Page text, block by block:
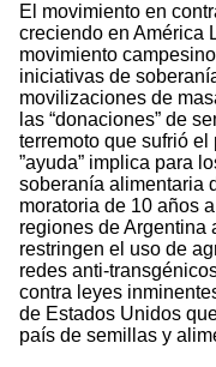
El movimiento en
creciendo en América
movimiento
iniciativas de
movilizaciones de
las “donaciones” de
terremoto que sufrió
”ayuda” implica para
soberanía alimentaria
moratoria de 10 años
regiones de Argentina
restringen el uso de
redes anti-
contra leyes
de Estados Unidos
país de semillas y